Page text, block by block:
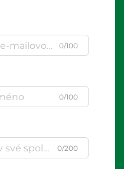
0/100
0/100
0/200